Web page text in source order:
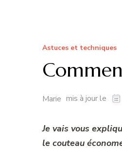
Astuces et techniques
Marie mis à jour le
Je vais vous
le couteau